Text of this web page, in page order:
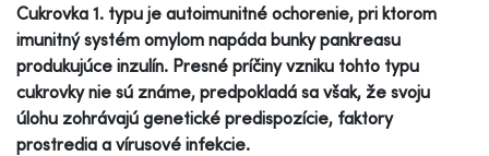
Cukrovka 1. typu je autoimunitné ochorenie, pri ktorom
imunitný systém omylom napáda bunky pankreasu
produkujúce inzulín. Presné príčiny vzniku tohto typu
cukrovky nie sú známe, predpokladá sa však, že svoju
úlohu zohrávajú genetické predispozície, faktory
prostredia a vírusové infekcie.